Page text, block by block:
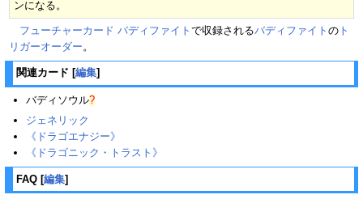
ンになる。
フューチャーカード バディファイト で収録されるバディファイト の ト
リガーオーダー。
関連カード [編集]
バディソウル?
ジェネリック
《ドラゴエナジー》
《ドラゴニック・トラスト》
FAQ [編集]